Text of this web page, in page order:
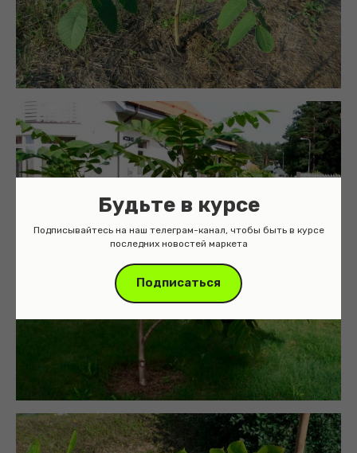
Будьте в курсе
Подписывайтесь на наш телеграм-канал, чтобы быть в курсе
последних новостей маркета
Подписаться